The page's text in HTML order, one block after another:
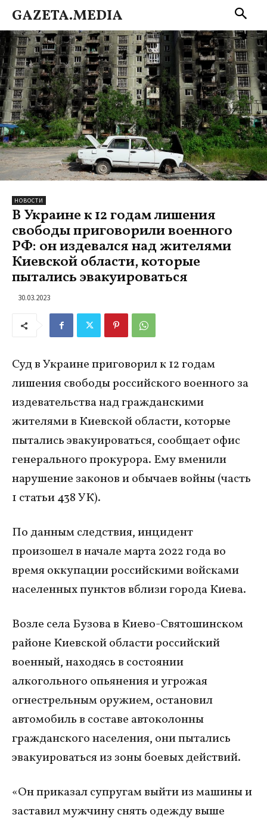
GAZETA.MEDIA
НОВОСТИ
В Украине к 12 годам лишения
свободы приговорили военного
РФ: он издевался над жителями
Киевской области, которые
пытались эвакуироваться
30.03.2023
Суд в Украине приговорил к 12 годам
лишения свободы российского военного за
издевательства над гражданскими
жителями в Киевской области, которые
пытались эвакуироваться, сообщает офис
генерального прокурора. Ему вменили
нарушение законов и обычаев войны (часть
1 статьи 438 УК).
По данным следствия, инцидент
произошел в начале марта 2022 года во
время оккупации российскими войсками
населенных пунктов вблизи города Киева.
Возле села Бузова в Киево-Святошинском
районе Киевской области российский
военный, находясь в состоянии
алкогольного опьянения и угрожая
огнестрельным оружием, остановил
автомобиль в составе автоколонны
гражданского населения, они пытались
эвакуироваться из зоны боевых действий.
«Он приказал супругам выйти из машины и
заставил мужчину снять одежду выше